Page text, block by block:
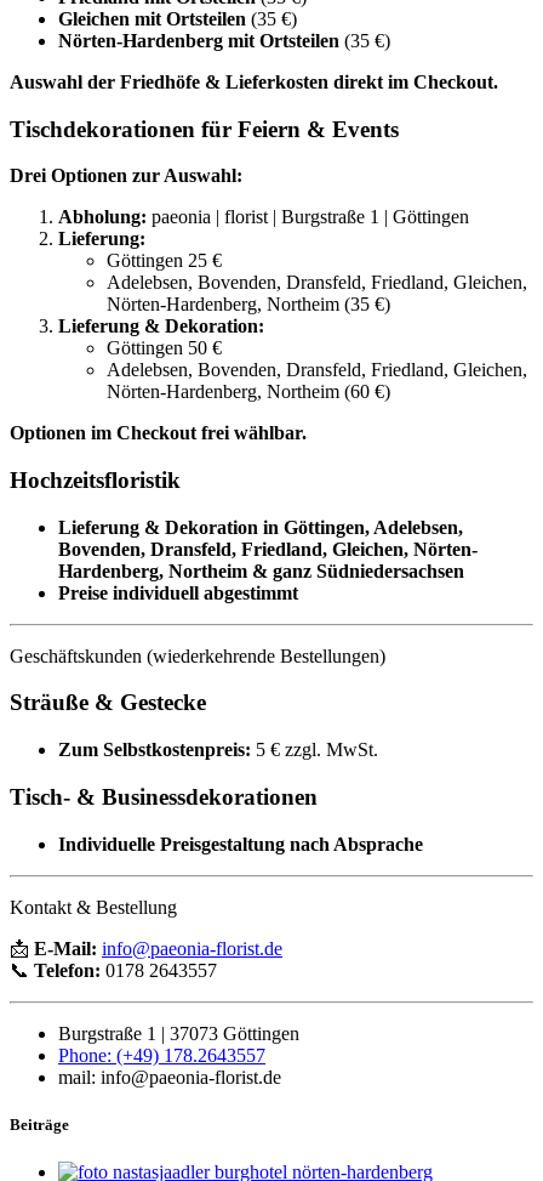
Gleichen mit Ortsteilen (35 €)
Nörten-Hardenberg mit Ortsteilen (35 €)
Auswahl der Friedhöfe & Lieferkosten direkt im Checkout.
Tischdekorationen für Feiern & Events
Drei Optionen zur Auswahl:
Abholung: paeonia | florist | Burgstraße 1 | Göttingen
Lieferung:
Göttingen 25 €
Adelebsen, Bovenden, Dransfeld, Friedland, Gleichen,
Nörten-Hardenberg, Northeim (35 €)
Lieferung & Dekoration:
Göttingen 50 €
Adelebsen, Bovenden, Dransfeld, Friedland, Gleichen,
Nörten-Hardenberg, Northeim (60 €)
Optionen im Checkout frei wählbar.
Hochzeitsfloristik
Lieferung & Dekoration in Göttingen, Adelebsen,
Bovenden, Dransfeld, Friedland, Gleichen, Nörten-
Hardenberg, Northeim & ganz Südniedersachsen
Preise individuell abgestimmt
Geschäftskunden (wiederkehrende Bestellungen)
Sträuße & Gestecke
Zum Selbstkostenpreis: 5 € zzgl. MwSt.
Tisch- & Businessdekorationen
Individuelle Preisgestaltung nach Absprache
Kontakt & Bestellung
📩 E-Mail: info@paeonia-florist.de
📞 Telefon: 0178 2643557
Burgstraße 1 | 37073 Göttingen
Phone: (+49) 178.2643557
mail: info@paeonia-florist.de
Beiträge